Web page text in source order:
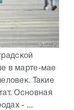
в марте-мае
Такие
Основная
- ...